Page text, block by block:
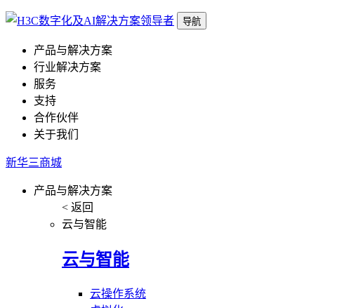
导航
产品与解决方案
行业解决方案
服务
支持
合作伙伴
关于我们
新华三商城
产品与解决方案
< 返回
云与智能
云与智能
云操作系统